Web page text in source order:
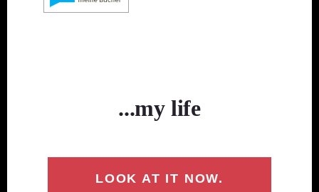
...my life
LOOK AT IT NOW.